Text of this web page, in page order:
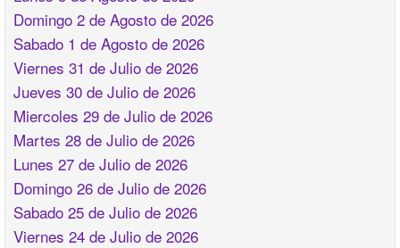
Domingo 2 de Agosto de 2026
Sabado 1 de Agosto de 2026
Viernes 31 de Julio de 2026
Jueves 30 de Julio de 2026
Miercoles 29 de Julio de 2026
Martes 28 de Julio de 2026
Lunes 27 de Julio de 2026
Domingo 26 de Julio de 2026
Sabado 25 de Julio de 2026
Viernes 24 de Julio de 2026